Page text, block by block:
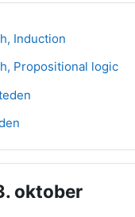
Induction
Propositional logic
oktober